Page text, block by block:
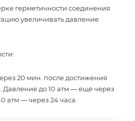
герметичности соединения
увеличивать давление
20 мин. после достижения
Давление до 10 атм — ещё через
атм — через 24 часа.